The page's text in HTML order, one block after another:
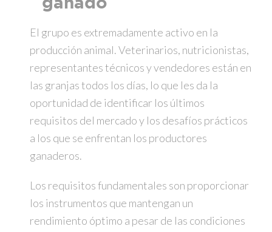
El grupo es extremadamente activo en la
producción animal. Veterinarios, nutricionistas,
representantes técnicos y vendedores están en
las granjas todos los días, lo que les da la
oportunidad de identificar los últimos
requisitos del mercado y los desafíos prácticos
a los que se enfrentan los productores
ganaderos.
Los requisitos fundamentales son proporcionar
los instrumentos que mantengan un
rendimiento óptimo a pesar de las condiciones